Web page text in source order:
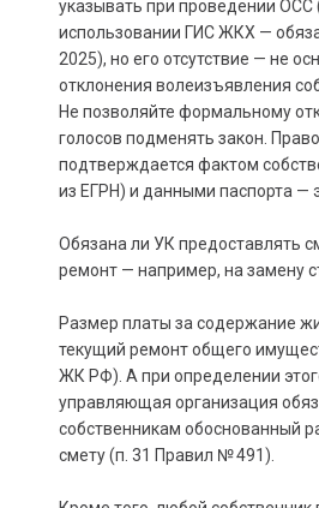
указывать при проведении ОСС
использовании ГИС ЖКХ —
2025), но его отсутствие — не
отклонения волеизъявления
Не позволяйте формальному
голосов подменять закон.
подтверждается фактом
из ЕГРН) и данными паспорта —
Обязана ли УК предоставлять
ремонт — например, на замену
Размер платы за содержание
текущий ремонт общего
ЖК РФ). А при определении
управляющая организация
собственникам обоснованный
смету (п. 31 Правил № 491).